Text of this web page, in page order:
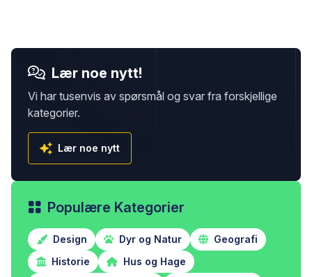
Lær noe nytt!
Vi har tusenvis av spørsmål og svar fra forskjellige
kategorier.
Lær noe nytt
Populære Kategorier
Design Dyr og Natur
Geografi
Historie
Hus og Hage